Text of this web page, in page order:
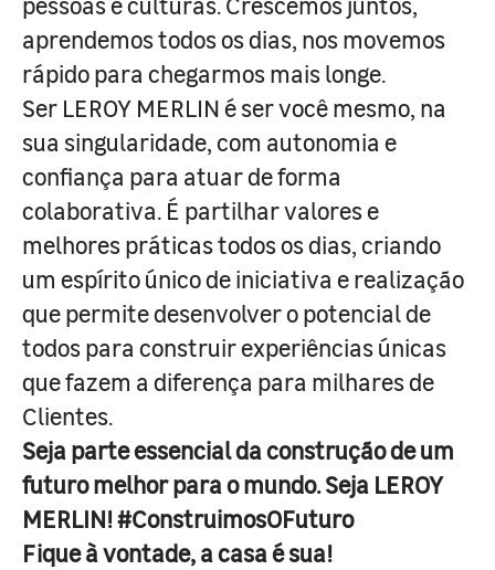
aprendemos todos os dias, nos movemos
rápido para chegarmos mais longe.
Ser LEROY MERLIN é ser você mesmo, na
sua singularidade, com autonomia e
confiança para atuar de forma
colaborativa. É partilhar valores e
melhores práticas todos os dias, criando
um espírito único de iniciativa e realização
que permite desenvolver o potencial de
todos para construir experiências únicas
que fazem a diferença para milhares de
Clientes.
Seja parte essencial da construção de um
futuro melhor para o mundo. Seja LEROY
MERLIN! #ConstruimosOFuturo
Fique à vontade, a casa é sua!